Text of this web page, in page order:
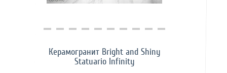
Купить в 1 клик
Керамогранит Bright and Shiny
Statuario Infinity